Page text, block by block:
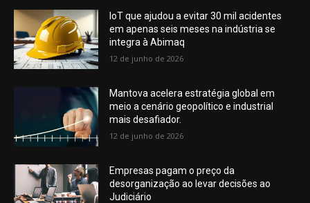
IoT que ajudou a evitar 30 mil acidentes
em apenas seis meses na indústria se
integra à Abimaq
12 de junho de 2026
Mantova acelera estratégia global em
meio a cenário geopolítico e industrial
mais desafiador.
12 de junho de 2026
Empresas pagam o preço da
desorganização ao levar decisões ao
Judiciário